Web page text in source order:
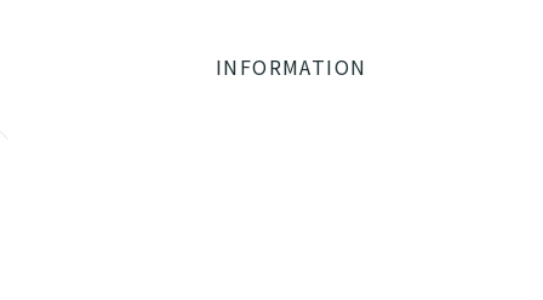
INFORMATION